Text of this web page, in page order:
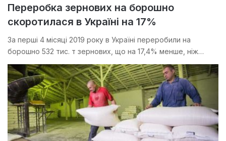
Переробка зернових на борошно
скоротилася в Україні на 17%
За перші 4 місяці 2019 року в Україні переробили на
борошно 532 тис. т зернових, що на 17,4% менше, ніж…